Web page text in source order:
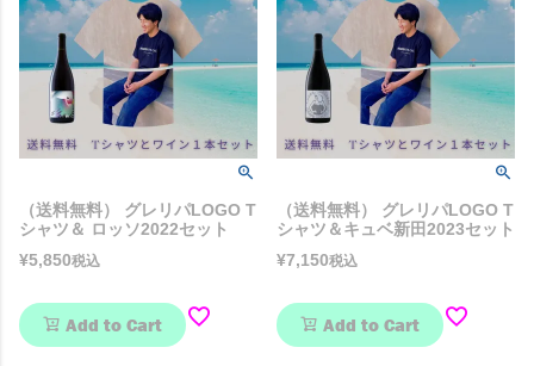
（送料無料） グレリパLOGO T
シャツ＆ ロッソ2022セット
¥5,850税込
Add to Cart
（送料無料） グレリパLOGO T
シャツ＆キュベ新田2023セット
¥7,150税込
Add to Cart